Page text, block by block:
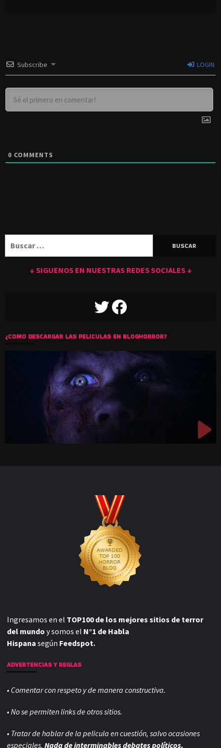
Subscribe LOGIN
0 COMMENTS
↓ SIGUENOS EN NUESTRAS REDES SOCIALES ↓
TWITTERFACEBOOK
¿COMO DESCARGAR LAS PELICULAS EN BLOGHORROR?
Ingresamos en el TOP100 de los mejores sitios de terror
del mundo y somos el N°1 de Habla
Hispana según Feedspot.
ADVERTENCIAS Y REGLAS
• Comentar con respeto y de manera constructiva.
• No se permiten links de otros sitios.
• Tratar de hablar de la pelicula en cuestión, salvo ocasiones
especiales. Nada de interminables debates políticos,